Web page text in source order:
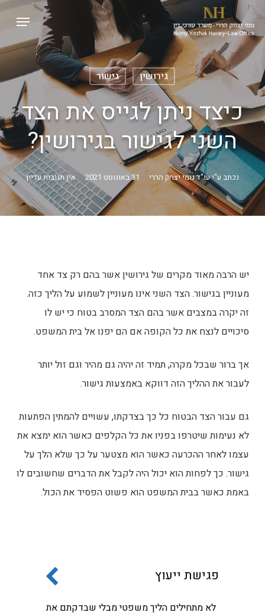
Menu
גירושין גישור
כיצד ניתן לגייס את הצד
השני לגישור בגירושין?
נכתב ע"יעו"ד נומי יצחק הררי 31 באוגוסט 2021 אין תגובות עדיין
יש הרבה מאוד מקרים של גירושין אשר בהם רק צד אחד
מעוניין בגישור. הצד השני אינו מעוניין לשמוע על הליך כזה.
זה יקרה במצבים אשר בהם הצד המסרב בטוח כי יש לו
סיכויים לנצח את כל הקופה אם הם יפנו אל בית המשפט.
אך ברור שבכל מקרה, תמיד זה יהיה גם מהיר וגם זול יותר
לעבור את ההליך הזה דווקא באמצעות גישור.
גם עבור הצד הבטוח כל כך בצדקתו, עשויים להמתין הפתעות
לא נעימות שיטרפו בפניו את כל הקלפים כאשר הוא ימצא את
עצמו לאחר ההכרעה כאשר הוא מצטער על כך שלא הלך על
גישור. כך לפחות הוא יכול היה לקבל את הדברים שחשובים לו
באמת כאשר בבית המשפט הוא פשוט הפסיד את הכול.
פגישת ייעוץ
לא מתחילים הליך משפטי מבלי שבדקתם את
Close
Menu